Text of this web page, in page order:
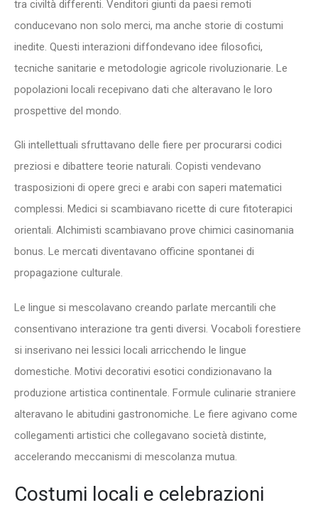
tra civiltà differenti. Venditori giunti da paesi remoti
conducevano non solo merci, ma anche storie di costumi
inedite. Questi interazioni diffondevano idee filosofici,
tecniche sanitarie e metodologie agricole rivoluzionarie. Le
popolazioni locali recepivano dati che alteravano le loro
prospettive del mondo.
Gli intellettuali sfruttavano delle fiere per procurarsi codici
preziosi e dibattere teorie naturali. Copisti vendevano
trasposizioni di opere greci e arabi con saperi matematici
complessi. Medici si scambiavano ricette di cure fitoterapici
orientali. Alchimisti scambiavano prove chimici casinomania
bonus. Le mercati diventavano officine spontanei di
propagazione culturale.
Le lingue si mescolavano creando parlate mercantili che
consentivano interazione tra genti diversi. Vocaboli forestiere
si inserivano nei lessici locali arricchendo le lingue
domestiche. Motivi decorativi esotici condizionavano la
produzione artistica continentale. Formule culinarie straniere
alteravano le abitudini gastronomiche. Le fiere agivano come
collegamenti artistici che collegavano società distinte,
accelerando meccanismi di mescolanza mutua.
Costumi locali e celebrazioni